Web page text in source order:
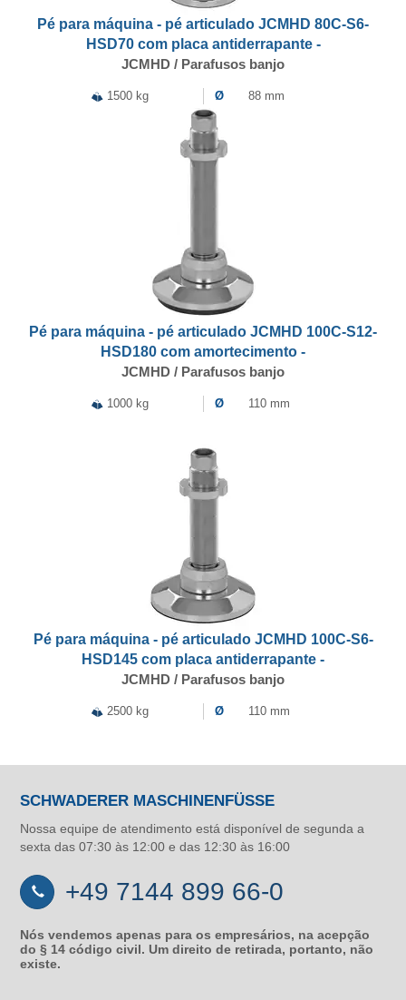
Pé para máquina - pé articulado JCMHD 80C-S6-
HSD70 com placa antiderrapante -
JCMHD / Parafusos banjo
1500 kg Ø 88 mm
Pé para máquina - pé articulado JCMHD 100C-S12-
HSD180 com amortecimento -
JCMHD / Parafusos banjo
1000 kg Ø 110 mm
Pé para máquina - pé articulado JCMHD 100C-S6-
HSD145 com placa antiderrapante -
JCMHD / Parafusos banjo
2500 kg Ø 110 mm
SCHWADERER MASCHINENFÜSSE
Nossa equipe de atendimento está disponível de segunda a
sexta das 07:30 às 12:00 e das 12:30 às 16:00
+49 7144 899 66-0
Nós vendemos apenas para os empresários, na acepção
do § 14 código civil. Um direito de retirada, portanto, não
existe.